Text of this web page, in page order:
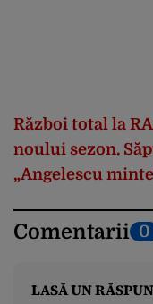
Război total la
noului sezon.
„Angelescu
Comentarii 0
LASĂ UN